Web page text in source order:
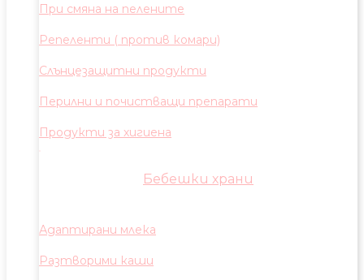
При смяна на пелените
Репеленти ( против комари)
Слънцезащитни продукти
Перилни и почистващи препарати
Продукти за хигиена
Бебешки храни
Адаптирани млека
Разтворими каши